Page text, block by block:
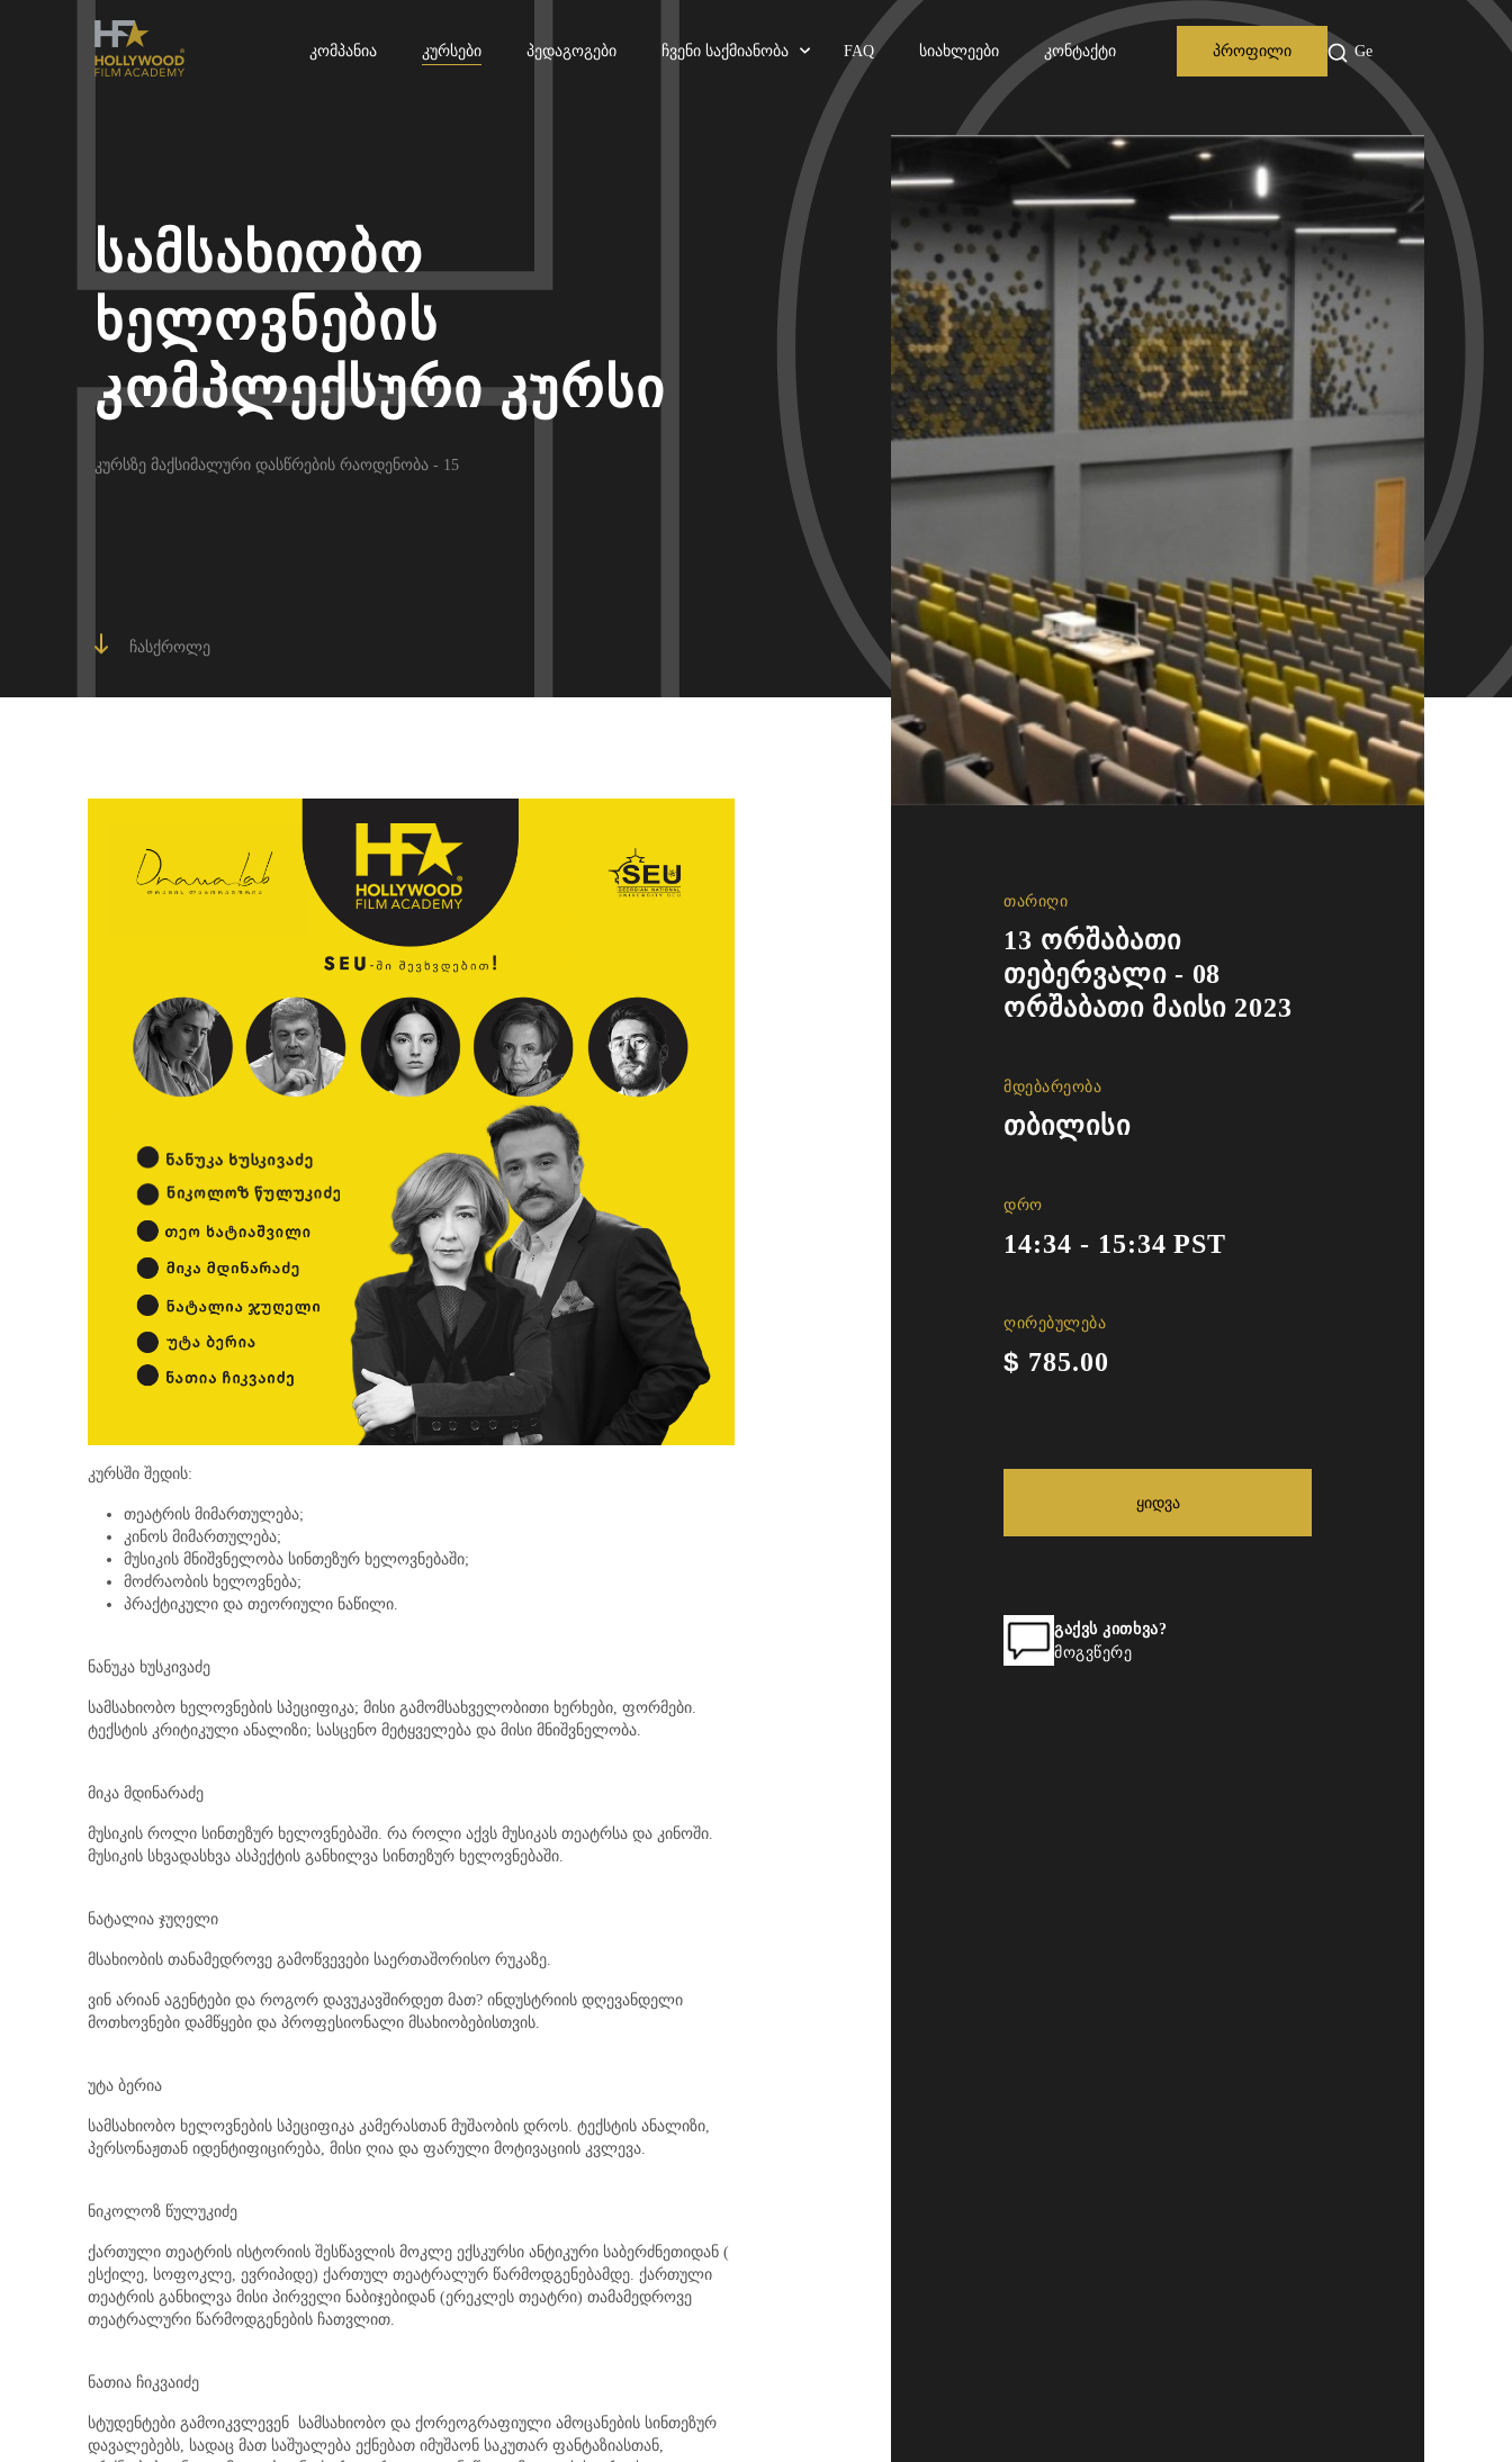
Კომპანია Კურსები Პედაგოგები Ჩვენი Საქმიანობა FAQ Სიახლეები Კონტაქტი Პროფილი Ge
სამსახიობო
ხელოვნების
კომპლექსური კურსი
კურსზე მაქსიმალური დასწრების რაოდენობა - 15
Ჩასქროლე
კურსში შედის:
თეატრის მიმართულება;
კინოს მიმართულება;
მუსიკის მნიშვნელობა სინთეზურ ხელოვნებაში;
მოძრაობის ხელოვნება;
პრაქტიკული და თეორიული ნაწილი.
ნანუკა ხუსკივაძე
სამსახიობო ხელოვნების სპეციფიკა; მისი გამომსახველობითი ხერხები, ფორმები.
ტექსტის კრიტიკული ანალიზი; სასცენო მეტყველება და მისი მნიშვნელობა.
მიკა მდინარაძე
მუსიკის როლი სინთეზურ ხელოვნებაში. რა როლი აქვს მუსიკას თეატრსა და კინოში.
მუსიკის სხვადასხვა ასპექტის განხილვა სინთეზურ ხელოვნებაში.
ნატალია ჯუღელი
მსახიობის თანამედროვე გამოწვევები საერთაშორისო რუკაზე.
ვინ არიან აგენტები და როგორ დავუკავშირდეთ მათ? ინდუსტრიის დღევანდელი
მოთხოვნები დამწყები და პროფესიონალი მსახიობებისთვის.
უტა ბერია
სამსახიობო ხელოვნების სპეციფიკა კამერასთან მუშაობის დროს. ტექსტის ანალიზი,
პერსონაჟთან იდენტიფიცირება, მისი ღია და ფარული მოტივაციის კვლევა.
ნიკოლოზ წულუკიძე
ქართული თეატრის ისტორიის შესწავლის მოკლე ექსკურსი ანტიკური საბერძნეთიდან (
ესქილე, სოფოკლე, ევრიპიდე) ქართულ თეატრალურ წარმოდგენებამდე. ქართული
თეატრის განხილვა მისი პირველი ნაბიჯებიდან (ერეკლეს თეატრი) თამამედროვე
თეატრალური წარმოდგენების ჩათვლით.
ნათია ჩიკვაიძე
სტუდენტები გამოიკვლევენ სამსახიობო და ქორეოგრაფიული ამოცანების სინთეზურ
დავალებებს, სადაც მათ საშუალება ექნებათ იმუშაონ საკუთარ ფანტაზიასთან,
Თარიღი
13 ორშაბათი
თებერვალი - 08
ორშაბათი მაისი 2023
Მდებარეობა
თბილისი
Დრო
14:34 - 15:34 PST
ᲦᲘᲠᲔᲑᲣᲚᲔᲑᲐ
$ 785.00
Ყიდვა
გაქვს კითხვა?
მოგვწერე